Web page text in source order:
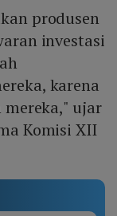
produsen
investasi
karena
ujar
Komisi XII